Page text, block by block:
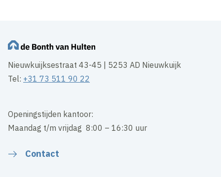
Nieuwkuijksestraat 43-45 | 5253 AD Nieuwkuijk
Tel: +31 73 511 90 22
Openingstijden kantoor:
Maandag t/m vrijdag 8:00 – 16:30 uur
Contact